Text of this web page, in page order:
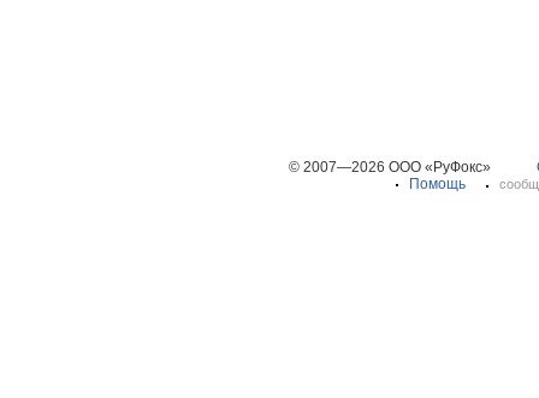
© 2007—2026 ООО «РуФокс»
Помощь